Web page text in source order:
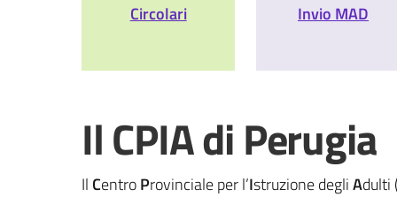
Circolari Invio MAD
Il CPIA di Perugia
Il CentroProvincialeper l’Istruzione degliAdulti